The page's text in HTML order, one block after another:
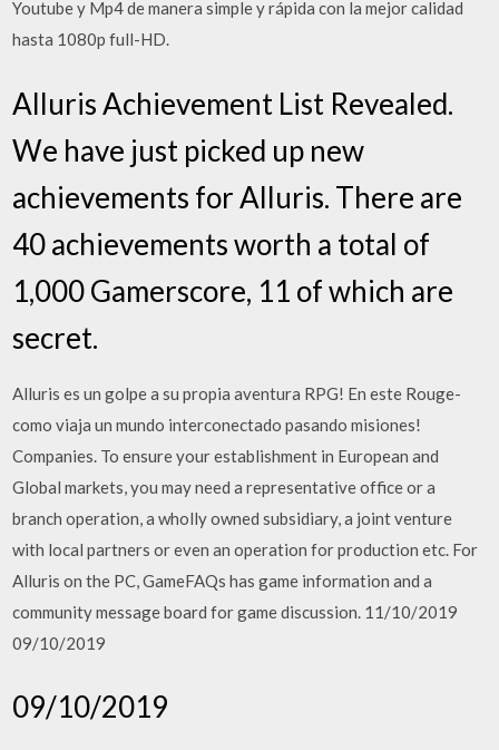
Youtube y Mp4 de manera simple y rápida con la mejor calidad
hasta 1080p full-HD.
Alluris Achievement List Revealed.
We have just picked up new
achievements for Alluris. There are
40 achievements worth a total of
1,000 Gamerscore, 11 of which are
secret.
Alluris es un golpe a su propia aventura RPG! En este Rouge-
como viaja un mundo interconectado pasando misiones!
Companies. To ensure your establishment in European and
Global markets, you may need a representative office or a
branch operation, a wholly owned subsidiary, a joint venture
with local partners or even an operation for production etc. For
Alluris on the PC, GameFAQs has game information and a
community message board for game discussion. 11/10/2019
09/10/2019
09/10/2019